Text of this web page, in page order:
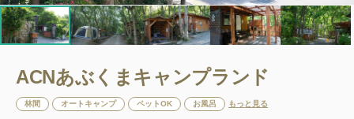
ACNあぶくまキャンプランド
林間 オートキャンプ ペットOK お風呂 もっと見る